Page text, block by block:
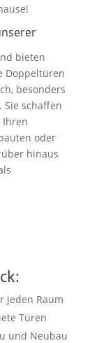
bieten
Doppeltüren
besonders
Sie schaffen
Ihren
oder
hinaus
jeden Raum
Türen
und Neubau